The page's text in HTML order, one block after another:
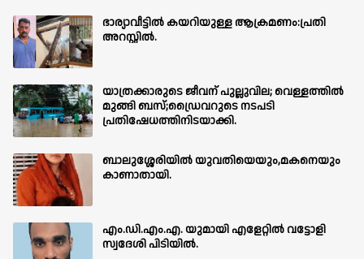
ഭാര്യാവീട്ടിൽ കയറിയുള്ള ആക്രമണം:പ്രതി
അറസ്റ്റിൽ.
യാത്രക്കാരുടെ ജീവന് പുല്ലുവില; വെള്ളത്തിൽ
മുങ്ങി ബസ്;ഡ്രൈവറുടെ നടപടി
പ്രതിഷേധത്തിനിടയാക്കി.
ബാലുശ്ശേരിയില്‍ യുവതിയെയും,മകനെയും
കാണാതായി.
എം.ഡി.എം.എ. യുമായി എളേറ്റിൽ വട്ടോളി
സ്വദേശി പിടിയിൽ.